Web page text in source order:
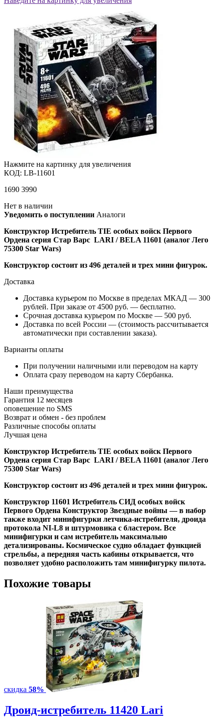
Нажмите на картинку для увеличения
КОД: LB-11601
1690 3990
Нет в наличии
Уведомить о поступлении Аналоги
Конструктор Истребитель TIE особых войск Первого
Ордена серия Стар Варс LARI / BELA 11601 (аналог Лего
75300 Star Wars)
Конструктор состоит из 496 деталей и трех мини фигурок.
Доставка
Доставка курьером по Москве в пределах МКАД — 300
рублей. При заказе от 4500 руб. — бесплатно.
Срочная доставка курьером по Москве — 500 руб.
Доставка по всей России — (стоимость рассчитывается
автоматически при составлении заказа).
Варианты оплаты
При получении наличными или переводом на карту
Оплата сразу переводом на карту Сбербанка.
Наши преимущества
Гарантия 12 месяцев
оповешение по SMS
Возврат и обмен - без проблем
Различные способы оплаты
Лучшая цена
Конструктор Истребитель TIE особых войск Первого
Ордена серия Стар Варс LARI / BELA 11601 (аналог Лего
75300 Star Wars)
Конструктор состоит из 496 деталей и трех мини фигурок.
Конструктор 11601 Истребитель СИД особых войск
Первого Ордена Конструктор Звездные войны — в набор
также входит минифигурки летчика-истребителя, дроида
протокола NI-L8 и штурмовика с бластером. Все
минифигурки и сам истребитель максимально
детализированы. Космическое судно обладает функцией
стрельбы, а передняя часть кабины открывается, что
позволяет удобно расположить там минифигурку пилота.
Похожие товары
скидка 58%
Дроид-истребитель 11420 Lari